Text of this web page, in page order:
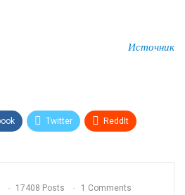
Источник
Twitter ReddIt
17408 Posts 1 Comments